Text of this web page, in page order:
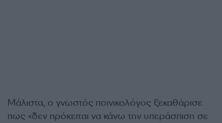
Μάλιστα, ο γνωστός ποινικολόγος ξεκαθάρισε
πως «δεν πρόκειται να κάνω την υπεράσπιση σε